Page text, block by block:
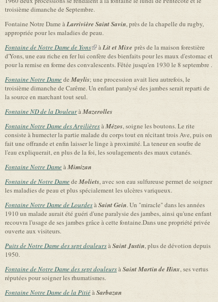
troisième dimanche de Septembre.
Fontaine Notre Dame àLarrivière Saint Savin, près de la chapelle du rugby,
appropriée pour les maladies de peau.
Fontaine de Notre Dame de Yons(link is external)
àLit et Mixe près de la maison forestière
d'Yons, une eau riche en fer lui confère des bienfaits pour les maux d'estomac et
pour la remise en forme des convalescents. Fêtée jusqu'en 1930 le 8 septembre .
Fontaine Notre DamedeMaylis; une procession avait lieu autrefois, le
troisième dimanche de Carême. Un enfant paralysé des jambes serait reparti de
la source en marchant tout seul.
Fontaine ND de la DouleuràMazerolles
Fontaine Notre Dame des ArgilièresàMézos, soigne les boutons. Le rite
consiste à humecter la partie malade du corps tout en récitant trois Ave, puis on
fait une offrande et enfin laisser le linge à proximité. La teneur en soufre de
l'eau expliquerait, en plus de la foi, les soulagements des maux cutanés.
Fontaine Notre DameàMimizan
Fontaine de Notre DamedeMoliets, avec son eau sulfureuse permet de soigner
les maladies de peau et plus spécialement les ulcères variqueux.
Fontaine Notre Dame de LourdesàSaint Gein. Un "miracle" dans les années
1910 un malade aurait été guéri d'une paralysie des jambes, ainsi qu'une enfant
recouvra l'usage de ses jambes grâce à cette fontaine.Dans une propriété privée
ouverte aux visiteurs.
Puits de Notre Dame des sept douleursàSaint Justin, plus de dévotion depuis
1950.
Fontaine de Notre Dame des sept douleursàSaint Martin de Hinx, ses vertus
réputées pour soigner les rhumatismes.
Fontaine Notre Dame de la PitiéàSarbazan